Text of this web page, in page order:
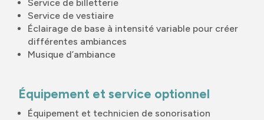
Service de billetterie
Service de vestiaire
Éclairage de base à intensité variable pour créer
différentes ambiances
Musique d’ambiance
Équipement et service optionnel
Équipement et technicien de sonorisation